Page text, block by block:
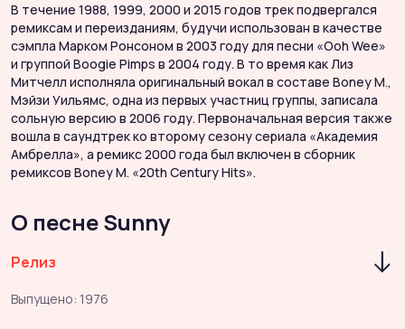
В течение 1988, 1999, 2000 и 2015 годов трек подвергался
ремиксам и переизданиям, будучи использован в качестве
сэмпла Марком Ронсоном в 2003 году для песни «Ooh Wee»
и группой Boogie Pimps в 2004 году. В то время как Лиз
Митчелл исполняла оригинальный вокал в составе Boney M.,
Мэйзи Уильямс, одна из первых участниц группы, записала
сольную версию в 2006 году. Первоначальная версия также
вошла в саундтрек ко второму сезону сериала «Академия
Амбрелла», а ремикс 2000 года был включен в сборник
ремиксов Boney M. «20th Century Hits».
О песне Sunny
Релиз
Выпущено: 1976